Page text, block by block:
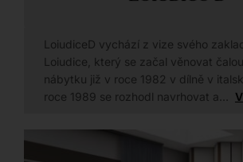
LoiudiceD vychází z vize svého
Loiudice, který se začal věnovat
nábytku již v roce 1982 v dílně v
roce 1989 se rozhodl navrhovat a…